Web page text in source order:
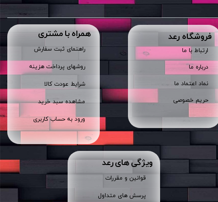
​فروشگاه رعد
ارتباط با ما
درباره ما
نماد اعتماد ما
حریم خصوصی
همراه با مشتری
راهنمای ثبت سفارش
روشهای پرداخت هزینه
شرایط عودت کالا
مشاهده سبد خرید
ورود به حساب کاربری
ویژگی های رعد
قوانین و مقررات
پرسش های متداول